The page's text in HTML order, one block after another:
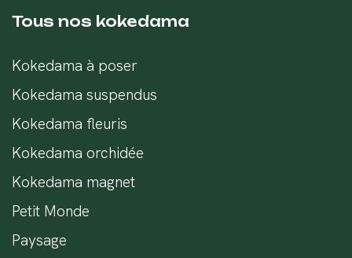
Tous nos kokedama
Kokedama à poser
Kokedama suspendus
Kokedama fleuris
Kokedama orchidée
Kokedama magnet
Petit Monde
Paysage